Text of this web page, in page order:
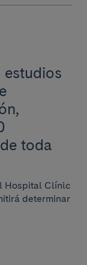
toda
Hospital Clínic
determinar